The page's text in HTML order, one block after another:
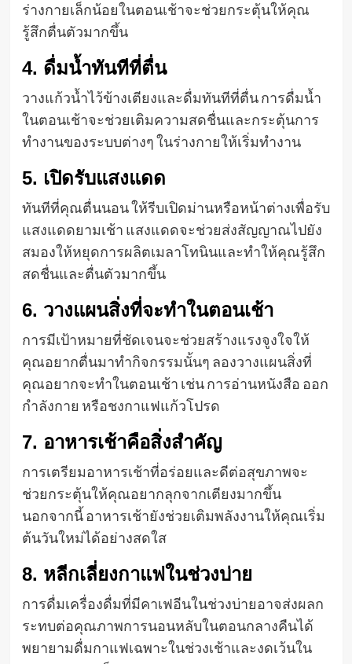
ร่างกายเล็กน้อยในตอนเช้าจะช่วยกระตุ้นให้คุณ
รู้สึกตื่นตัวมากขึ้น
4. ดื่มน้ำทันทีที่ตื่น
วางแก้วน้ำไว้ข้างเตียงและดื่มทันทีที่ตื่น การดื่มน้ำ
ในตอนเช้าจะช่วยเติมความสดชื่นและกระตุ้นการ
ทำงานของระบบต่างๆ ในร่างกายให้เริ่มทำงาน
5. เปิดรับแสงแดด
ทันทีที่คุณตื่นนอน ให้รีบเปิดม่านหรือหน้าต่างเพื่อรับ
แสงแดดยามเช้า แสงแดดจะช่วยส่งสัญญาณไปยัง
สมองให้หยุดการผลิตเมลาโทนินและทำให้คุณรู้สึก
สดชื่นและตื่นตัวมากขึ้น
6. วางแผนสิ่งที่จะทำในตอนเช้า
การมีเป้าหมายที่ชัดเจนจะช่วยสร้างแรงจูงใจให้
คุณอยากตื่นมาทำกิจกรรมนั้นๆ ลองวางแผนสิ่งที่
คุณอยากจะทำในตอนเช้า เช่น การอ่านหนังสือ ออก
กำลังกาย หรือชงกาแฟแก้วโปรด
7. อาหารเช้าคือสิ่งสำคัญ
การเตรียมอาหารเช้าที่อร่อยและดีต่อสุขภาพจะ
ช่วยกระตุ้นให้คุณอยากลุกจากเตียงมากขึ้น
นอกจากนี้ อาหารเช้ายังช่วยเติมพลังงานให้คุณเริ่ม
ต้นวันใหม่ได้อย่างสดใส
8. หลีกเลี่ยงกาแฟในช่วงบ่าย
การดื่มเครื่องดื่มที่มีคาเฟอีนในช่วงบ่ายอาจส่งผลก
ระทบต่อคุณภาพการนอนหลับในตอนกลางคืนได้
พยายามดื่มกาแฟเฉพาะในช่วงเช้าและงดเว้นใน